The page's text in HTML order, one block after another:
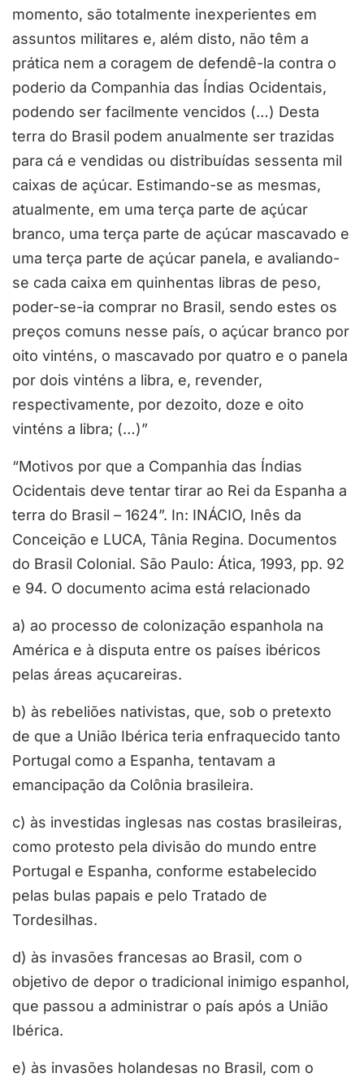
momento, são totalmente inexperientes em
assuntos militares e, além disto, não têm a
prática nem a coragem de defendê-la contra o
poderio da Companhia das Índias Ocidentais,
podendo ser facilmente vencidos (…) Desta
terra do Brasil podem anualmente ser trazidas
para cá e vendidas ou distribuídas sessenta mil
caixas de açúcar. Estimando-se as mesmas,
atualmente, em uma terça parte de açúcar
branco, uma terça parte de açúcar mascavado e
uma terça parte de açúcar panela, e avaliando-
se cada caixa em quinhentas libras de peso,
poder-se-ia comprar no Brasil, sendo estes os
preços comuns nesse país, o açúcar branco por
oito vinténs, o mascavado por quatro e o panela
por dois vinténs a libra, e, revender,
respectivamente, por dezoito, doze e oito
vinténs a libra; (…)”
“Motivos por que a Companhia das Índias
Ocidentais deve tentar tirar ao Rei da Espanha a
terra do Brasil – 1624”. In: INÁCIO, Inês da
Conceição e LUCA, Tânia Regina. Documentos
do Brasil Colonial. São Paulo: Ática, 1993, pp. 92
e 94. O documento acima está relacionado
a) ao processo de colonização espanhola na
América e à disputa entre os países ibéricos
pelas áreas açucareiras.
b) às rebeliões nativistas, que, sob o pretexto
de que a União Ibérica teria enfraquecido tanto
Portugal como a Espanha, tentavam a
emancipação da Colônia brasileira.
c) às investidas inglesas nas costas brasileiras,
como protesto pela divisão do mundo entre
Portugal e Espanha, conforme estabelecido
pelas bulas papais e pelo Tratado de
Tordesilhas.
d) às invasões francesas ao Brasil, com o
objetivo de depor o tradicional inimigo espanhol,
que passou a administrar o país após a União
Ibérica.
e) às invasões holandesas no Brasil, com o